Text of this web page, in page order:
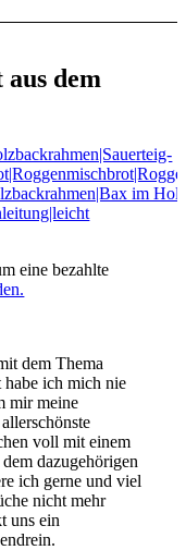
dem
eine bezahlte
dem Thema
habe ich mich nie
mir meine
voll mit einem
dazugehörigen
ich gerne und viel
nicht mehr
uns ein